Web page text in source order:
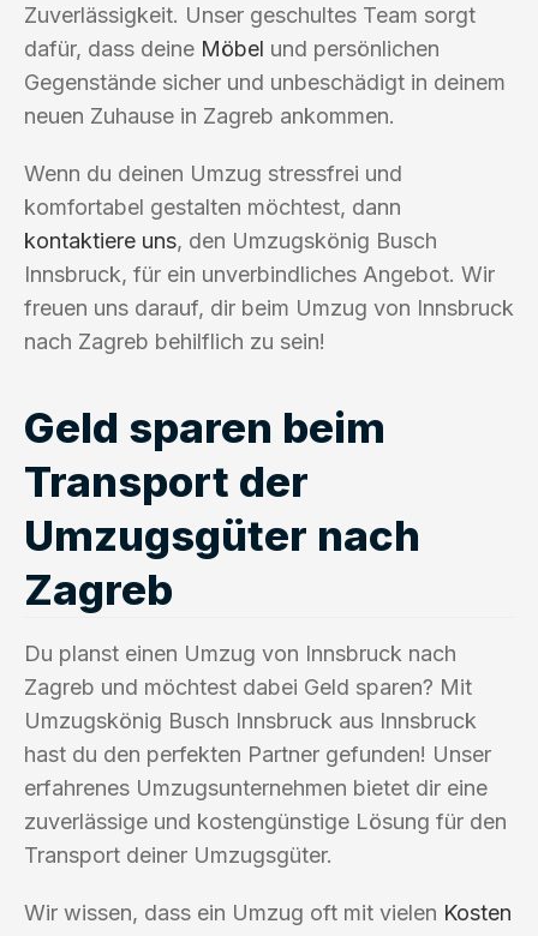
Zuverlässigkeit. Unser geschultes Team sorgt
dafür, dass deine Möbel und persönlichen
Gegenstände sicher und unbeschädigt in deinem
neuen Zuhause in Zagreb ankommen.
Wenn du deinen Umzug stressfrei und
komfortabel gestalten möchtest, dann
kontaktiere uns, den Umzugskönig Busch
Innsbruck, für ein unverbindliches Angebot. Wir
freuen uns darauf, dir beim Umzug von Innsbruck
nach Zagreb behilflich zu sein!
Geld sparen beim
Transport der
Umzugsgüter nach
Zagreb
Du planst einen Umzug von Innsbruck nach
Zagreb und möchtest dabei Geld sparen? Mit
Umzugskönig Busch Innsbruck aus Innsbruck
hast du den perfekten Partner gefunden! Unser
erfahrenes Umzugsunternehmen bietet dir eine
zuverlässige und kostengünstige Lösung für den
Transport deiner Umzugsgüter.
Wir wissen, dass ein Umzug oft mit vielen Kosten